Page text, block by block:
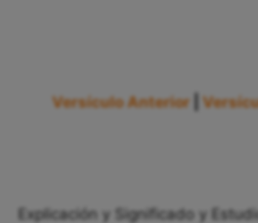
Versículo Anterior
Explicación y Significado y